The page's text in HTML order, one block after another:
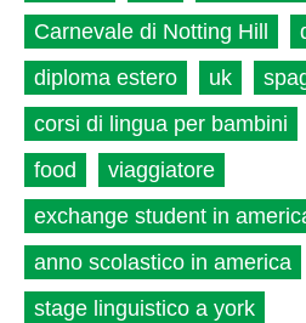
Carnevale di Notting Hill
diploma estero
uk
corsi di lingua per bambini
food
viaggiatore
exchange student in
anno scolastico in america
stage linguistico a york